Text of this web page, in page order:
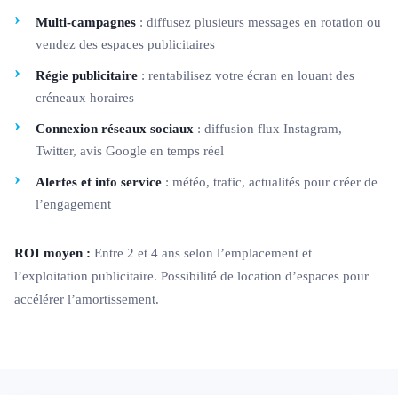
Multi-campagnes : diffusez plusieurs messages en rotation ou
vendez des espaces publicitaires
Régie publicitaire : rentabilisez votre écran en louant des
créneaux horaires
Connexion réseaux sociaux : diffusion flux Instagram,
Twitter, avis Google en temps réel
Alertes et info service : météo, trafic, actualités pour créer de
l’engagement
ROI moyen : Entre 2 et 4 ans selon l’emplacement et
l’exploitation publicitaire. Possibilité de location d’espaces pour
accélérer l’amortissement.